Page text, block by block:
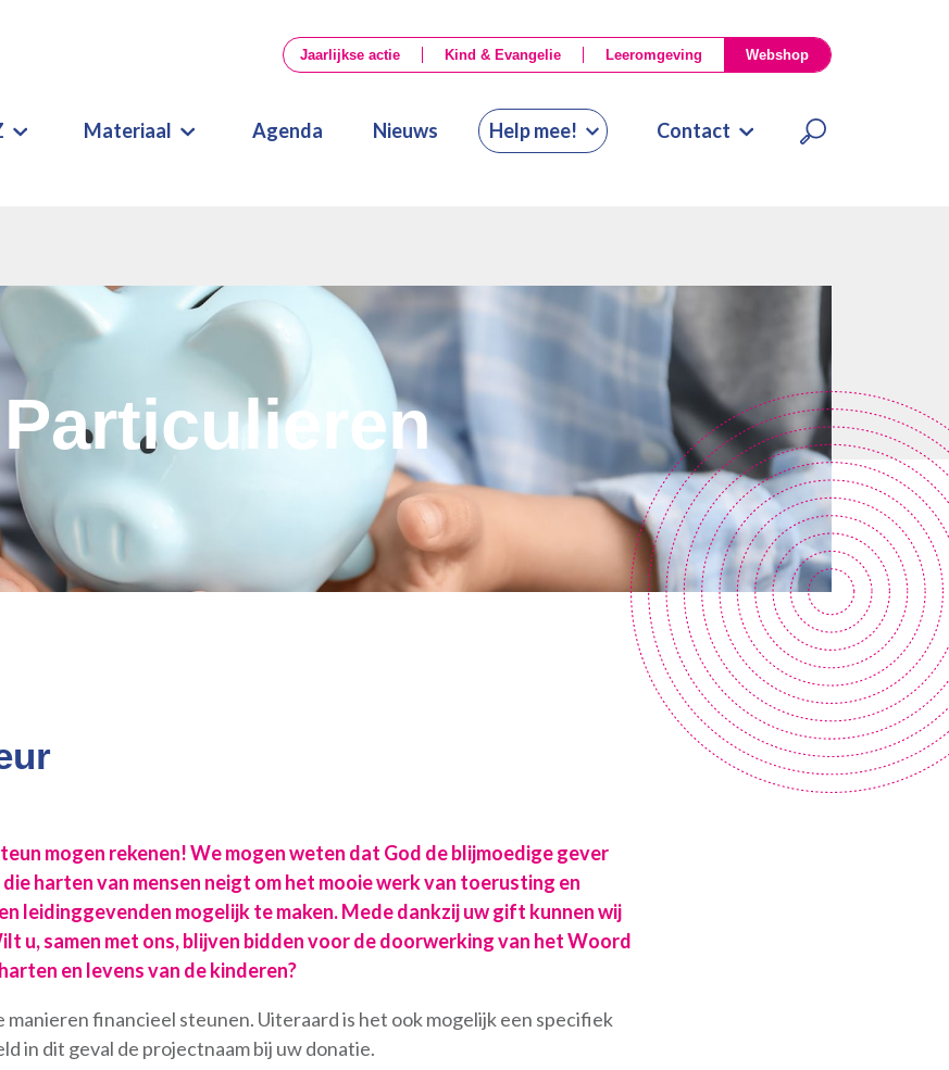
Jaarlijkse actie Kind & Evangelie Leeromgeving Webshop
Materiaal Agenda Nieuws Help mee! Contact
Particulieren
mogen rekenen! We mogen weten dat God de blijmoedige gever
harten van mensen neigt om het mooie werk van toerusting en
leidinggevenden mogelijk te maken. Mede dankzij uw gift kunnen wij
u, samen met ons, blijven bidden voor de doorwerking van het Woord
en levens van de kinderen?
manieren financieel steunen. Uiteraard is het ook mogelijk een specifiek
in dit geval de projectnaam bij uw donatie.